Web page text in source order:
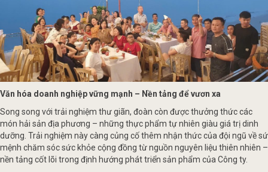
Văn hóa doanh nghiệp vững mạnh – Nền tảng để vươn xa
Song song với trải nghiệm thư giãn, đoàn còn được thưởng thức các
món hải sản địa phương – những thực phẩm tự nhiên giàu giá trị dinh
dưỡng. Trải nghiệm này càng củng cố thêm nhận thức của đội ngũ về sứ
mệnh chăm sóc sức khỏe cộng đồng từ nguồn nguyên liệu thiên nhiên –
nền tảng cốt lõi trong định hướng phát triển sản phẩm của Công ty.